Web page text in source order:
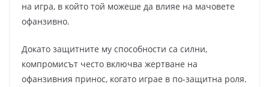
на игра, в който той можеше да влияе на мачовете
офанзивно.
Докато защитните му способности са силни,
компромисът често включва жертване на
офанзивния принос, когато играе в по-защитна роля.